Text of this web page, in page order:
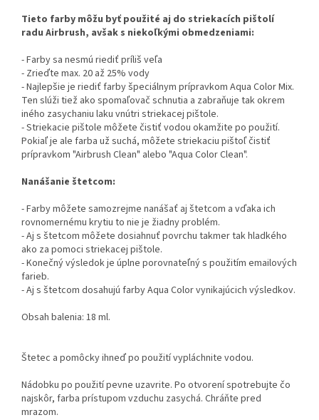
Tieto farby môžu byť použité aj do striekacích pištolí
radu Airbrush, avšak s niekoľkými obmedzeniami:
- Farby sa nesmú riediť príliš veľa
- Zrieďte max. 20 až 25% vody
- Najlepšie je riediť farby špeciálnym prípravkom Aqua Color Mix.
Ten slúži tiež ako spomaľovač schnutia a zabraňuje tak okrem
iného zasychaniu laku vnútri striekacej pištole.
- Striekacie pištole môžete čistiť vodou okamžite po použití.
Pokiaľ je ale farba už suchá, môžete striekaciu pištoľ čistiť
prípravkom "Airbrush Clean" alebo "Aqua Color Clean".
Nanášanie štetcom:
- Farby môžete samozrejme nanášať aj štetcom a vďaka ich
rovnomernému krytiu to nie je žiadny problém.
- Aj s štetcom môžete dosiahnuť povrchu takmer tak hladkého
ako za pomoci striekacej pištole.
- Konečný výsledok je úplne porovnateľný s použitím emailových
farieb.
- Aj s štetcom dosahujú farby Aqua Color vynikajúcich výsledkov.
Obsah balenia: 18 ml.
Štetec a pomôcky ihneď po použití vypláchnite vodou.
Nádobku po použití pevne uzavrite. Po otvorení spotrebujte čo
najskôr, farba prístupom vzduchu zasychá. Chráňte pred
mrazom.